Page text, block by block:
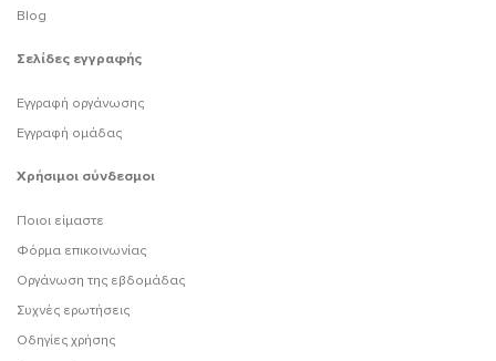
Blog
Σελίδες εγγραφής
Εγγραφή οργάνωσης
Εγγραφή ομάδας
Χρήσιμοι σύνδεσμοι
Ποιοι είμαστε
Φόρμα επικοινωνίας
Οργάνωση της εβδομάδας
Συχνές ερωτήσεις
Οδηγίες χρήσης